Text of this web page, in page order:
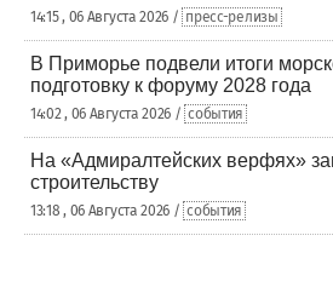
14:15 , 06 Августа 2026 / пресс-релизы
В Приморье подвели итоги
подготовку к форуму 2028 года
14:02 , 06 Августа 2026 / события
На «Адмиралтейских верфях»
строительству
13:18 , 06 Августа 2026 / события